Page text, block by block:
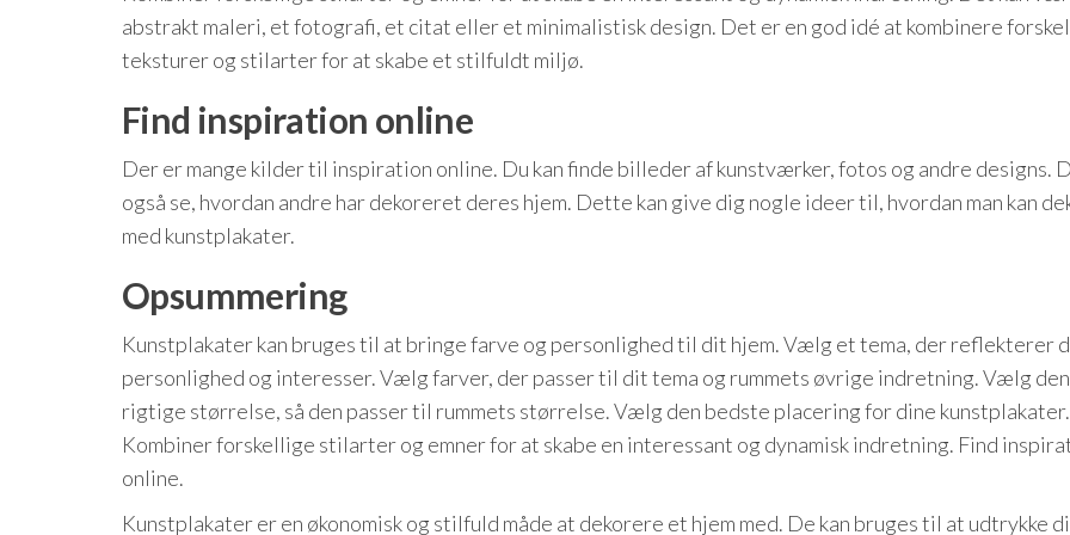
abstrakt maleri, et fotografi, et citat eller et minimalistisk design. Det er en god idé at kombinere
teksturer og stilarter for at skabe et stilfuldt miljø.
Find inspiration online
Der er mange kilder til inspiration online. Du kan finde billeder af kunstværker, fotos og andre designs.
også se, hvordan andre har dekoreret deres hjem. Dette kan give dig nogle ideer til, hvordan man kan
med kunstplakater.
Opsummering
Kunstplakater kan bruges til at bringe farve og personlighed til dit hjem. Vælg et tema, der reflekterer
personlighed og interesser. Vælg farver, der passer til dit tema og rummets øvrige indretning. Vælg den
rigtige størrelse, så den passer til rummets størrelse. Vælg den bedste placering for dine kunstplakater.
Kombiner forskellige stilarter og emner for at skabe en interessant og dynamisk indretning. Find
online.
Kunstplakater er en økonomisk og stilfuld måde at dekorere et hjem med. De kan bruges til at udtrykke